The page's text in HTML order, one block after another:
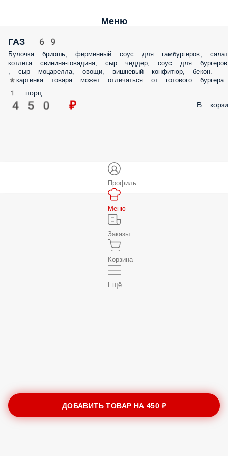
Меню
ГАЗ 69
Булочка бриошь, фирменный соус для гамбургеров,
котлета свинина-говядина, сыр чеддер, соус для бургеров
, сыр моцарелла, овощи, вишневый конфитюр, бекон.
*картинка товара может отличаться от готового бургера
1 порц.
450 ₽ В
ДОБАВИТЬ ТОВАР НА450 ₽
Профиль
Меню
Заказы
Корзина
Ещё